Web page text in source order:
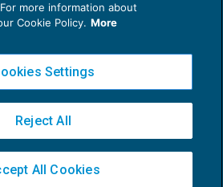
Privacy Policy
Cookie Policy
Gruppo Euroconference S.p.A.v2.32.4
10N01 - 20124 Milano - info@ecnews.it
02776120236
more information about
Cookie Policy. More
Settings
Reject All
All Cookies